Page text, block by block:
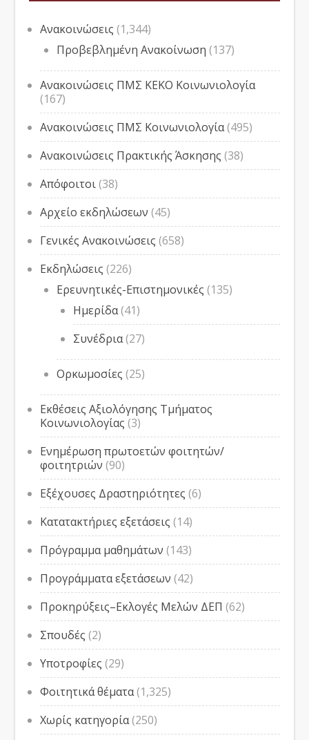
Ανακοινώσεις (1,344)
Προβεβλημένη Ανακοίνωση (137)
Ανακοινώσεις ΠΜΣ ΚΕΚΟ Κοινωνιολογία
(167)
Ανακοινώσεις ΠΜΣ Κοινωνιολογία(495)
Ανακοινώσεις Πρακτικής Άσκησης (38)
Απόφοιτοι(38)
Αρχείο εκδηλώσεων (45)
Γενικές Ανακοινώσεις (658)
Εκδηλώσεις (226)
Ερευνητικές-Επιστημονικές (135)
Ημερίδα(41)
Συνέδρια(27)
Ορκωμοσίες (25)
Εκθέσεις Αξιολόγησης Τμήματος
Κοινωνιολογίας (3)
Ενημέρωση πρωτοετών φοιτητών/
φοιτητριών (90)
Εξέχουσες Δραστηριότητες (6)
Κατατακτήριες εξετάσεις (14)
Πρόγραμμα μαθημάτων (143)
Προγράμματα εξετάσεων (42)
Προκηρύξεις–Εκλογές Μελών ΔΕΠ (62)
Σπουδές (2)
Υποτροφίες (29)
Φοιτητικά θέματα(1,325)
Χωρίς κατηγορία(250)